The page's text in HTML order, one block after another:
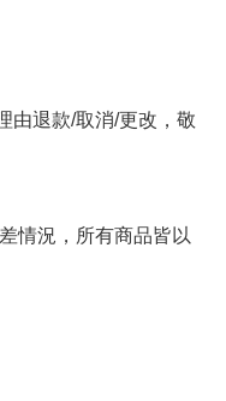
由退款/取消/更改，敬
情況，所有商品皆以